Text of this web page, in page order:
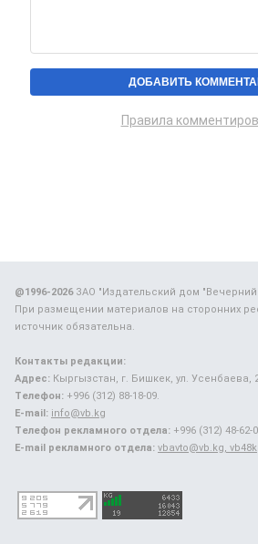
Правила
@1996-2026ЗАО "Издательский дом
При размещении материалов на сторонних
источник обязательна.
Контакты редакции:
Адрес: Кыргызстан, г. Бишкек, ул. Усенбаева,
Телефон: +996 (312) 88-18-09.
E-mail: info@vb.kg
Телефон рекламного отдела: +996 (312) 48-62-
E-mail рекламного отдела: vbavto@vb.kg,